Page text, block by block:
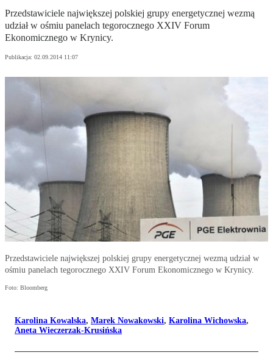
Przedstawiciele największej polskiej grupy energetycznej wezmą
udział w ośmiu panelach tegorocznego XXIV Forum
Ekonomicznego w Krynicy.
Publikacja: 02.09.2014 11:07
Przedstawiciele największej polskiej grupy energetycznej wezmą udział w
ośmiu panelach tegorocznego XXIV Forum Ekonomicznego w Krynicy.
Foto: Bloomberg
Karolina Kowalska, Marek Nowakowski, Karolina Wichowska,
Aneta Wieczerzak-Krusińska